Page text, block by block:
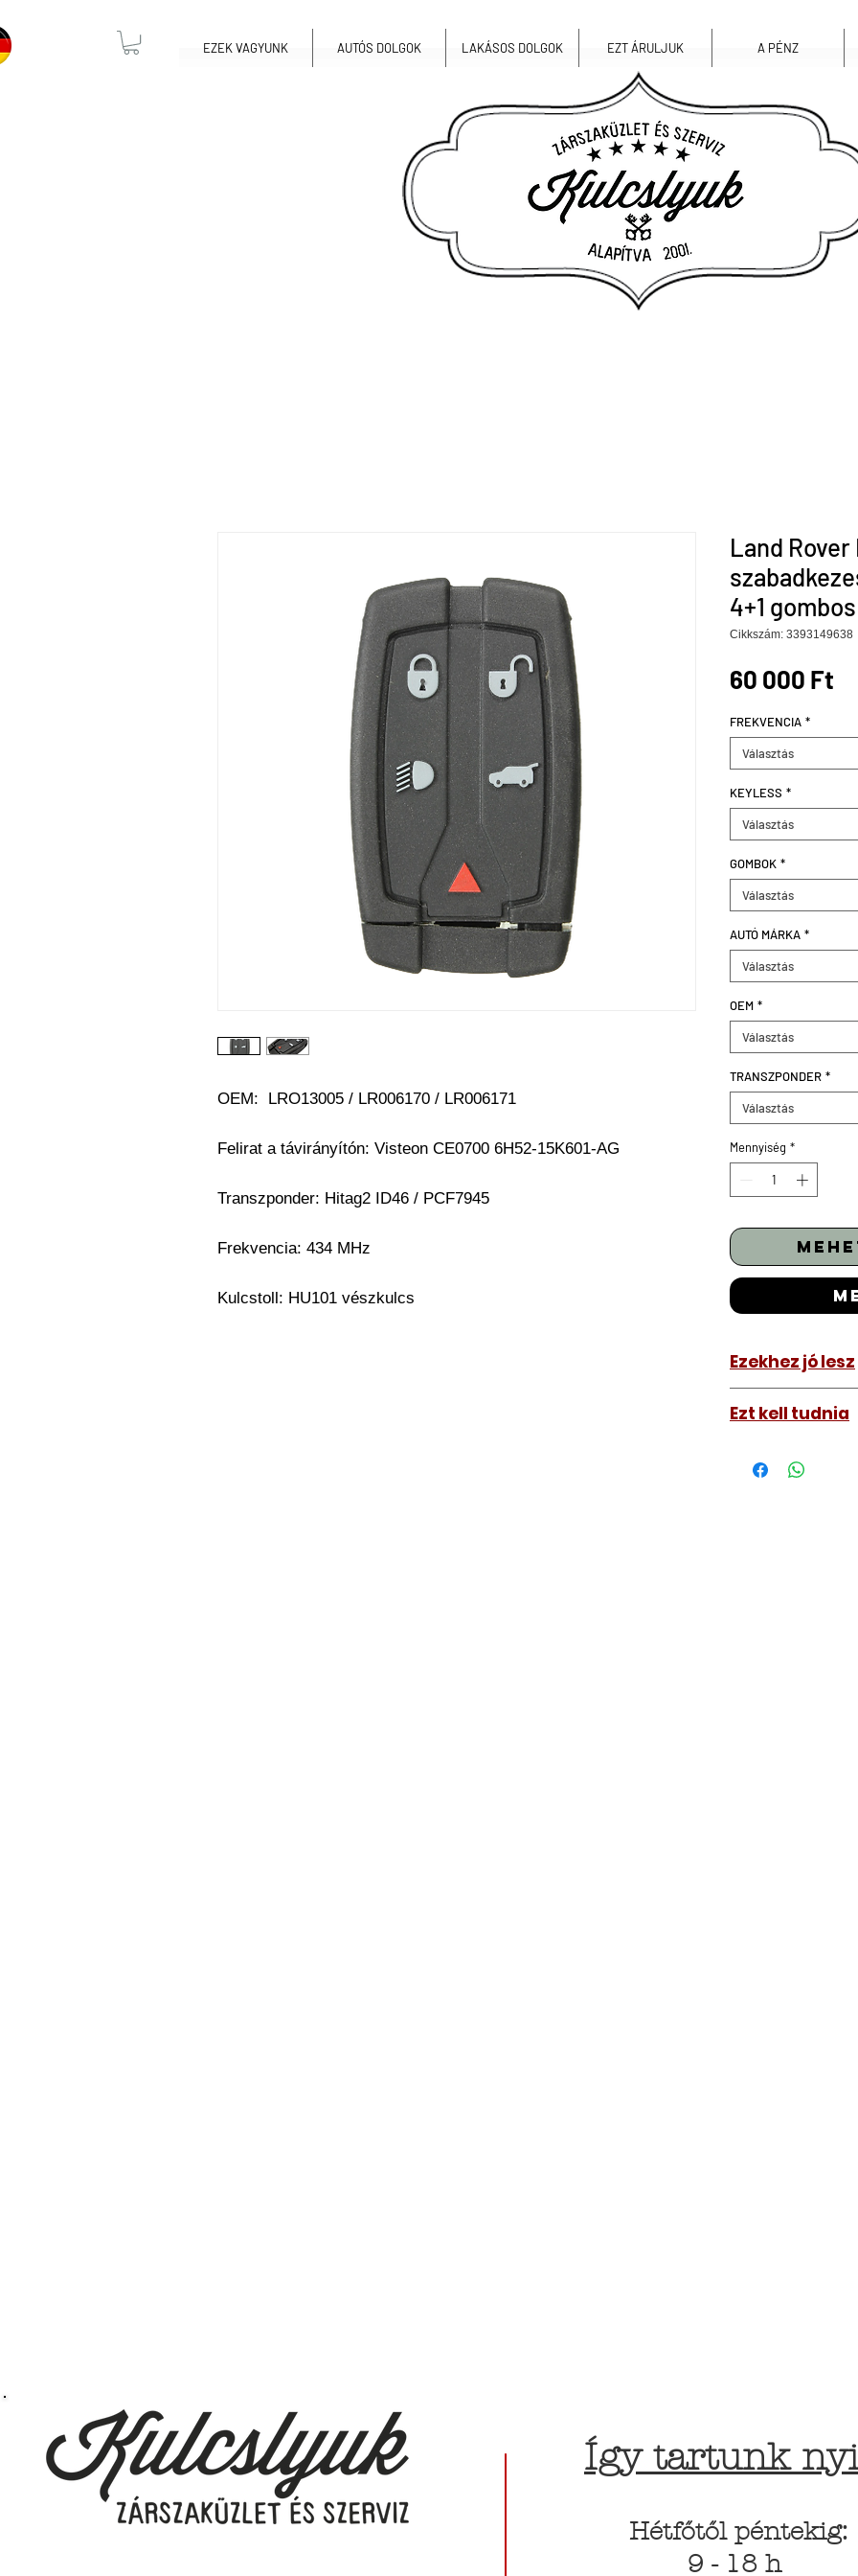
EZEK VAGYUNK AUTÓS DOLGOK LAKÁSOS DOLGOK EZT ÁRULJUK A PÉNZ
OEM: LRO13005 / LR006170 / LR006171
Felirat a távirányítón: Visteon CE0700 6H52-15K601-AG
Transzponder: Hitag2 ID46 / PCF7945
Frekvencia: 434 MHz
Kulcstoll: HU101 vészkulcs
Land
4+1
Cikkszám: 3393149638
60 000 Ft
FREKVENCIA *
Választás
KEYLESS *
Választás
GOMBOK *
Választás
AUTÓ MÁRKA *
Választás
OEM *
Választás
TRANSZPONDER *
Választás
Mennyiség *
Ezekhez jó lesz
Ezt kell tudnia
távirányítós
Így tartunk
Hétfőtől péntekig:
9 - 18 h